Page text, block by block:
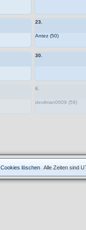
23.
Antez (50)
30.
6.
devilman0609 (59)
Alle Zeiten sind
Cookies löschen